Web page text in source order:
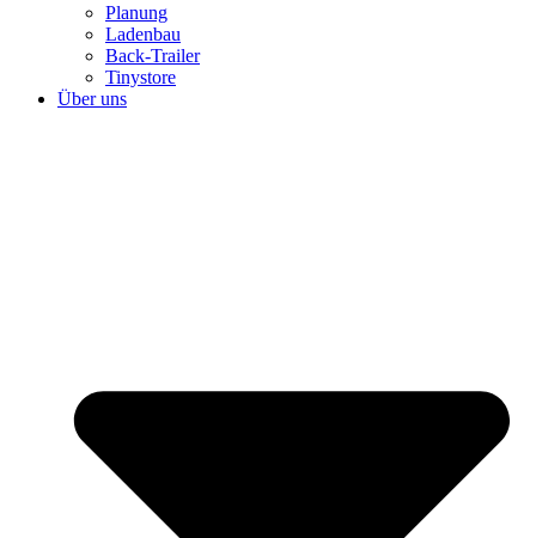
Planung
Ladenbau
Back-Trailer
Tinystore
Über uns